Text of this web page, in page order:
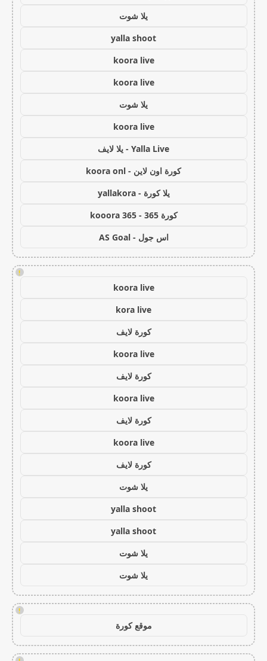
يلا شوت
yalla shoot
koora live
koora live
يلا شوت
koora live
Yalla Live - يلا لايف
كورة اون لاين - koora onl
يلا كورة - yallakora
كورة 365 - kooora 365
اس جول - AS Goal
!
koora live
kora live
كورة لايف
koora live
كورة لايف
koora live
كورة لايف
koora live
كورة لايف
يلا شوت
yalla shoot
yalla shoot
يلا شوت
يلا شوت
!
موقع كورة